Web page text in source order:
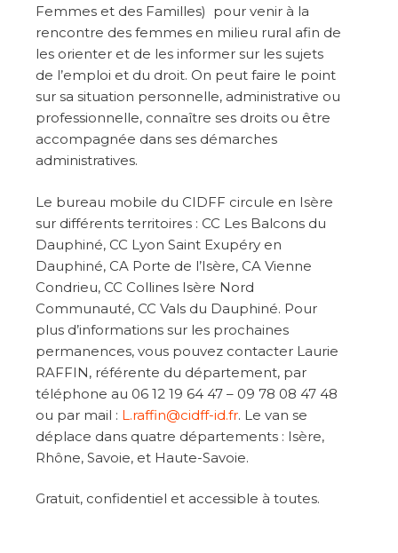
Femmes et des Familles) pour venir à la
rencontre des femmes en milieu rural afin de
les orienter et de les informer sur les sujets
de l’emploi et du droit. On peut faire le point
sur sa situation personnelle, administrative ou
professionnelle, connaître ses droits ou être
accompagnée dans ses démarches
administratives.
Le bureau mobile du CIDFF circule en Isère
sur différents territoires : CC Les Balcons du
Dauphiné, CC Lyon Saint Exupéry en
Dauphiné, CA Porte de l’Isère, CA Vienne
Condrieu, CC Collines Isère Nord
Communauté, CC Vals du Dauphiné. Pour
plus d’informations sur les prochaines
permanences, vous pouvez contacter Laurie
RAFFIN, référente du département, par
téléphone au 06 12 19 64 47 – 09 78 08 47 48
ou par mail : L.raffin@cidff-id.fr. Le van se
déplace dans quatre départements : Isère,
Rhône, Savoie, et Haute-Savoie.
Gratuit, confidentiel et accessible à toutes.